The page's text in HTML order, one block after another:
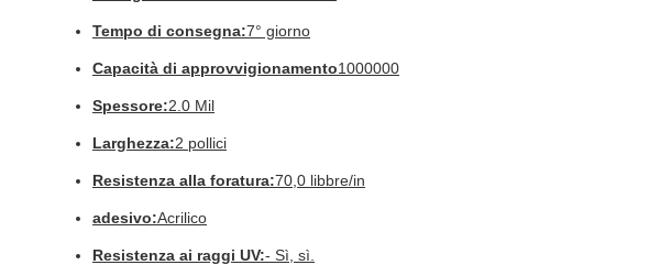
Tempo di consegna:7° giorno
Capacità di approvvigionamento1000000
Spessore:2.0 Mil
Larghezza:2 pollici
Resistenza alla foratura:70,0 libbre/in
adesivo:Acrilico
Resistenza ai raggi UV:- Sì, sì.